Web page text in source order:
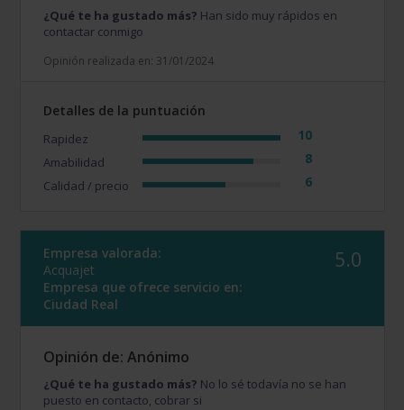
¿Qué te ha gustado más? Han sido muy rápidos en
contactar conmigo
Opinión realizada en: 31/01/2024
Detalles de la puntuación
Rapidez 10
Amabilidad 8
Calidad / precio 6
Empresa valorada:
Acquajet
Empresa que ofrece servicio en:
Ciudad Real
5.0
Opinión de: Anónimo
¿Qué te ha gustado más? No lo sé todavía no se han
puesto en contacto, cobrar si